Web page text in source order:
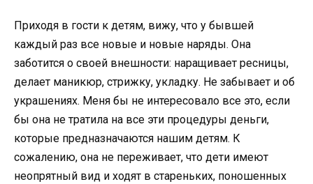
Приходя в гости к детям, вижу, что у бывшей
каждый раз все новые и новые наряды. Она
заботится о своей внешности: наращивает ресницы,
делает маникюр, стрижку, укладку. Не забывает и об
украшениях. Меня бы не интересовало все это, если
бы она не тратила на все эти процедуры деньги,
которые предназначаются нашим детям. К
сожалению, она не переживает, что дети имеют
неопрятный вид и ходят в стареньких, поношенных